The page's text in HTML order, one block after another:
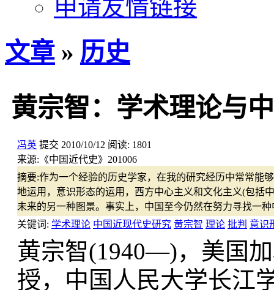
申请友情链接
文章 » 历史
黄宗智：学术理论与
冯英 提交 2010/10/12 阅读: 1801
来源: 《中国近代史》201006
摘要:作为一个经验的历史学家，在我的研究经历中常常能
地运用，意识形态的运用，西方中心主义和文化主义(包括
未来的另一种图景。事实上，中国至今仍然在努力寻找一
关键词: 学术理论 中国近现代史研究 黄宗智 理论 批判 意识
黄宗智(1940—)， 美国
授， 中国人民大学长江